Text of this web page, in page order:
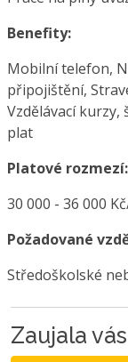
Benefity:
Mobilní telefon,
připojištění,
Vzdělávací kurzy,
plat
Platové rozmezí:
30 000 - 36 000
Požadované
Středoškolské
Zaujala